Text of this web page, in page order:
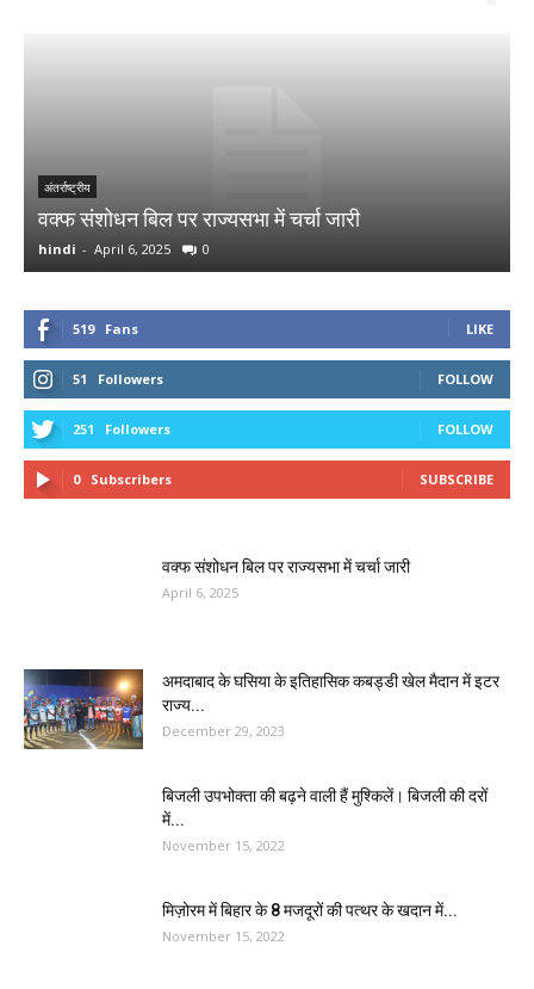
अंतर्राष्ट्रीय
वक्फ संशोधन बिल पर राज्यसभा में चर्चा जारी
hindi - April 6, 2025 0
519 Fans LIKE
51 Followers FOLLOW
251 Followers FOLLOW
0 Subscribers SUBSCRIBE
वक्फ संशोधन बिल पर राज्यसभा में चर्चा जारी
April 6, 2025
अमदाबाद के घसिया के इतिहासिक कबड्डी खेल मैदान में इटर
राज्य...
December 29, 2023
बिजली उपभोक्ता की बढ़ने वाली हैं मुश्किलें। बिजली की दरों
में...
November 15, 2022
मिज़ोरम में बिहार के 8 मजदूरों की पत्थर के खदान में...
November 15, 2022